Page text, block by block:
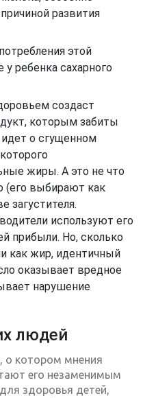
развития
этой
у ребенка сахарного
создаст
которым забиты
идет о сгущенном
жиры. А это не что
(его выбирают как
загустителя.
используют его
прибыли. Но, сколько
как жир, идентичный
оказывает вредное
нарушение
людей
о котором мнения
его незаменимым
здоровья детей,